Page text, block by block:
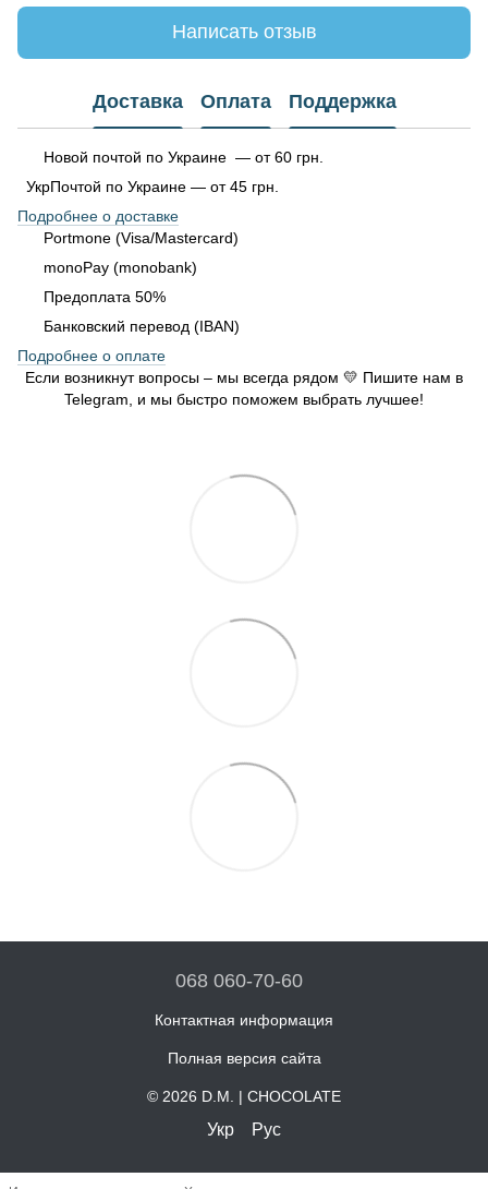
Написать отзыв
Доставка Оплата Поддержка
Новой почтой по Украине — от 60 грн.
УкрПочтой по Украине — от 45 грн.
Подробнее о доставке
Portmone (Visa/Mastercard)
monoPay (monobank)
Предоплата 50%
Банковский перевод (IBAN)
Подробнее о оплате
Если возникнут вопросы – мы всегда рядом 💛 Пишите нам в
Telegram, и мы быстро поможем выбрать лучшее!
068 060-70-60
Контактная информация
Полная версия сайта
© 2026 D.M. | CHOCOLATE
Укр Рус